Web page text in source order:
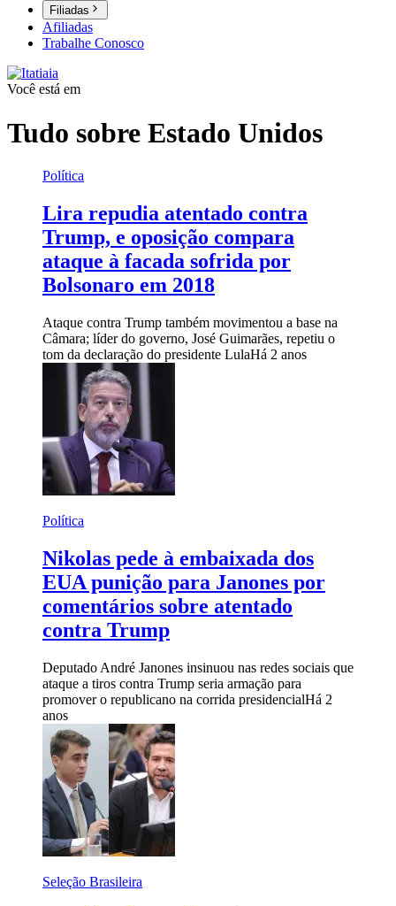
Filiadas
Afiliadas
Trabalhe Conosco
Você está em
Tudo sobre Estado Unidos
Política
Lira repudia atentado contra
Trump, e oposição compara
ataque à facada sofrida por
Bolsonaro em 2018
Ataque contra Trump também movimentou a base na
Câmara; líder do governo, José Guimarães, repetiu o
tom da declaração do presidente LulaHá 2 anos
Política
Nikolas pede à embaixada dos
EUA punição para Janones por
comentários sobre atentado
contra Trump
Deputado André Janones insinuou nas redes sociais que
ataque a tiros contra Trump seria armação para
promover o republicano na corrida presidencialHá 2
anos
Seleção Brasileira